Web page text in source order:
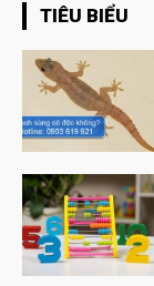
TIÊU BIỂU